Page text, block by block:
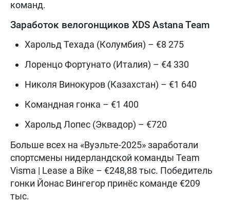
команд.
Заработок велогонщиков XDS Astana Team
Харольд Техада (Колумбия) – €8 275
Лоренцо Фортунато (Италия) – €4 330
Николя Винокуров (Казахстан) – €1 640
Командная гонка – €1 400
Харольд Лопес (Эквадор) – €720
Больше всех на «Вуэльте-2025» заработали
спортсмены нидерландской команды Team
Visma | Lease a Bike – €248,88 тыс. Победитель
гонки Йонас Вингегор принёс команде €209
тыс.